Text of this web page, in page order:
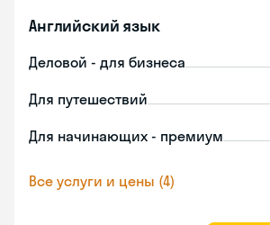
Английский язык
Деловой - для бизнеса
Для путешествий
Для начинающих - премиум
Все услуги и цены (4)